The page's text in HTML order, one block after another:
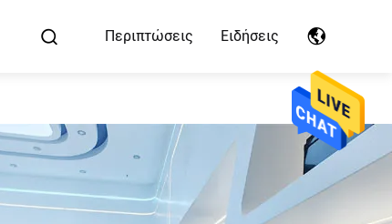
Περιπτώσεις Ειδήσεις